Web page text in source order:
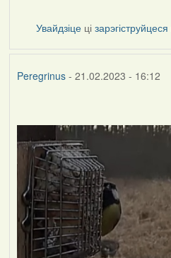
Увайдзіце цізарэгіструйцеся
Peregrinus- 21.02.2023 - 16:12